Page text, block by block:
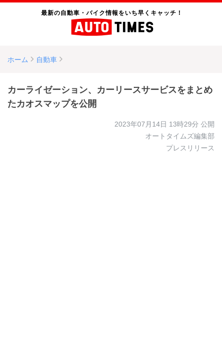
最新の自動車・バイク情報をいち早くキャッチ！
ホーム 自動車
カーライゼーション、カーリースサービスをまとめ
たカオスマップを公開
2023年07月14日 13時29分 公開
オートタイムズ編集部
プレスリリース